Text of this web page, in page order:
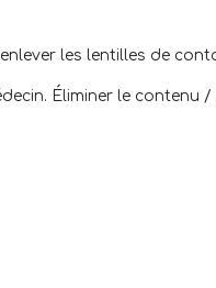
les lentilles de
Éliminer le